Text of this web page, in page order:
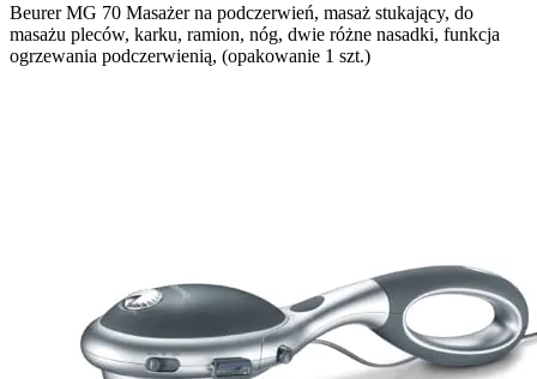
Beurer MG 70 Masażer na podczerwień, masaż stukający, do
masażu pleców, karku, ramion, nóg, dwie różne nasadki, funkcja
ogrzewania podczerwienią, (opakowanie 1 szt.)